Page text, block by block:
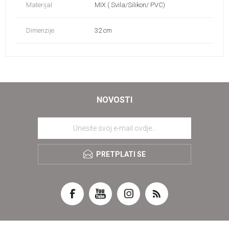
Materijal MIX ( Svila/Silikon/ PVC)
Dimenzije 32 cm
NOVOSTI
PRETPLATI SE